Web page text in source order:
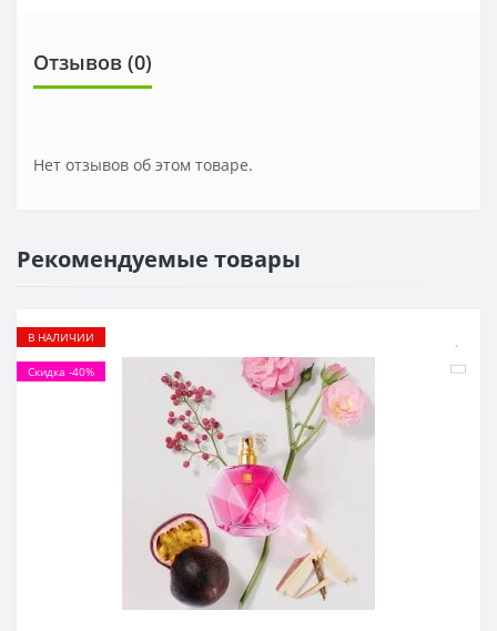
Отзывов (0)
Нет отзывов об этом товаре.
Рекомендуемые товары
В НАЛИЧИИ
Скидка -40%